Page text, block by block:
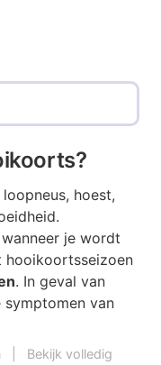
hoest,
je wordt
hooikoortsseizoen
. In geval van
van
Bekijk volledig